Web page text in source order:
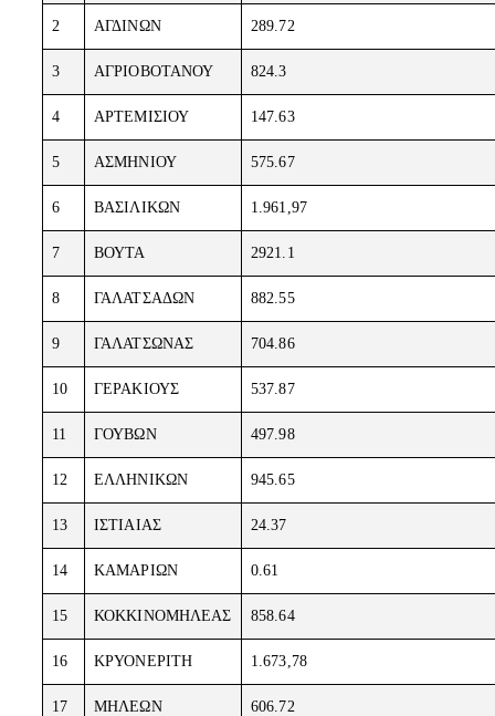
2 ΑΓΔΙΝΩΝ 289.72
3 ΑΓΡΙΟΒΟΤΑΝΟΥ 824.3
4 ΑΡΤΕΜΙΣΙΟΥ 147.63
5 ΑΣΜΗΝΙΟΥ 575.67
6 ΒΑΣΙΛΙΚΩΝ 1.961,97
7 ΒΟΥΤΑ 2921.1
8 ΓΑΛΑΤΣΑΔΩΝ 882.55
9 ΓΑΛΑΤΣΩΝΑΣ 704.86
10 ΓΕΡΑΚΙΟΥΣ 537.87
11 ΓΟΥΒΩΝ 497.98
12 ΕΛΛΗΝΙΚΩΝ 945.65
13 ΙΣΤΙΑΙΑΣ 24.37
14 ΚΑΜΑΡΙΩΝ 0.61
15 ΚΟΚΚΙΝΟΜΗΛΕΑΣ 858.64
16 ΚΡΥΟΝΕΡΙΤΗ 1.673,78
17 ΜΗΛΕΩΝ 606.72